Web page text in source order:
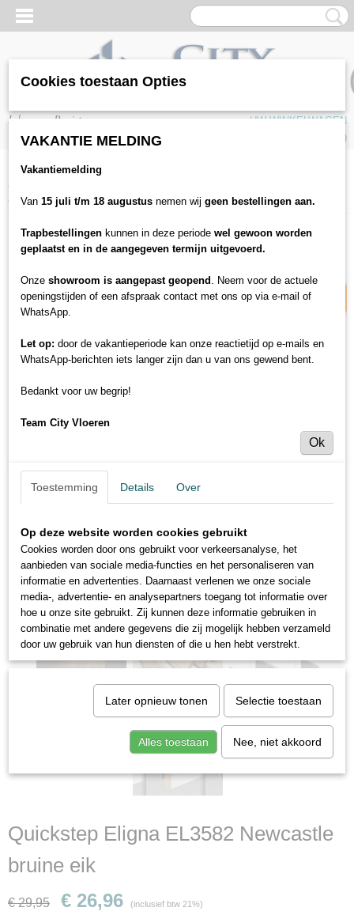
Inloggen Registreren
UW WINKELWAGEN
(0)
Home
Newcastle bruine eik
Quickstep Eligna EL3582 Newcastle
bruine eik
€ 29,95 € 26,96 (inclusief btw 21%)
Cookies toestaan Opties
VAKANTIE MELDING
Vakantiemelding
Van 15 juli t/m 18 augustus nemen wij geen bestellingen aan.
Trapbestellingen kunnen in deze periode wel gewoon worden
geplaatst en in de aangegeven termijn uitgevoerd.
Onze showroom is aangepast geopend . Neem voor de actuele
openingstijden of een afspraak contact met ons op via e-mail of
WhatsApp.
Let op: door de vakantieperiode kan onze reactietijd op e-mails en
WhatsApp-berichten iets langer zijn dan u van ons gewend bent.
Bedankt voor uw begrip!
Team City Vloeren
Ok
Toestemming Details Over
Op deze website worden cookies gebruikt
Cookies worden door ons gebruikt voor verkeersanalyse, het
aanbieden van sociale media-functies en het personaliseren van
informatie en advertenties. Daarnaast verlenen we onze sociale
media-, advertentie- en analysepartners toegang tot informatie over
hoe u onze site gebruikt. Zij kunnen deze informatie gebruiken in
combinatie met andere gegevens die zij mogelijk hebben verzameld
door uw gebruik van hun diensten of die u hen hebt verstrekt.
Later opnieuw tonen Selectie toestaan
Alles toestaan Nee, niet akkoord